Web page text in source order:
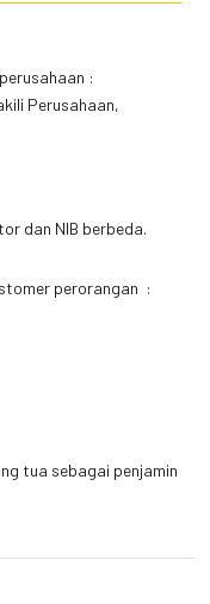
:
Perusahaan,
dan NIB berbeda.
perorangan :
tua sebagai penjamin